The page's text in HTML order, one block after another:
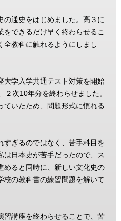
通史をはじめました。高３に
できるだけ早く終わらせるこ
全教科に触れるようにしまし
大学入学共通テスト対策を開始
２次10年分を終わらせました。
ていたため、問題形式に慣れる
すぎるのではなく、苦手科目を
は日本史が苦手だったので、ス
めると同時に、新しい文化史の
校の教科書の練習問題を解いて
習講座を終わらせることで、苦